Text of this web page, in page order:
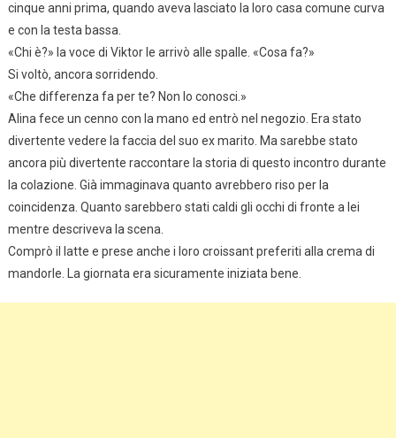
cinque anni prima, quando aveva lasciato la loro casa comune curva
e con la testa bassa.
«Chi è?» la voce di Viktor le arrivò alle spalle. «Cosa fa?»
Si voltò, ancora sorridendo.
«Che differenza fa per te? Non lo conosci.»
Alina fece un cenno con la mano ed entrò nel negozio. Era stato
divertente vedere la faccia del suo ex marito. Ma sarebbe stato
ancora più divertente raccontare la storia di questo incontro durante
la colazione. Già immaginava quanto avrebbero riso per la
coincidenza. Quanto sarebbero stati caldi gli occhi di fronte a lei
mentre descriveva la scena.
Comprò il latte e prese anche i loro croissant preferiti alla crema di
mandorle. La giornata era sicuramente iniziata bene.